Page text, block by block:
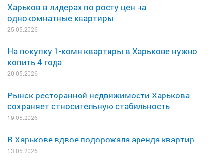
Харьков в лидерах по росту цен на
однокомнатные квартиры
25.05.2026
На покупку 1-комн квартиры в Харькове нужно
копить 4 года
20.05.2026
Рынок ресторанной недвижимости Харькова
сохраняет относительную стабильность
19.05.2026
В Харькове вдвое подорожала аренда квартир
13.05.2026